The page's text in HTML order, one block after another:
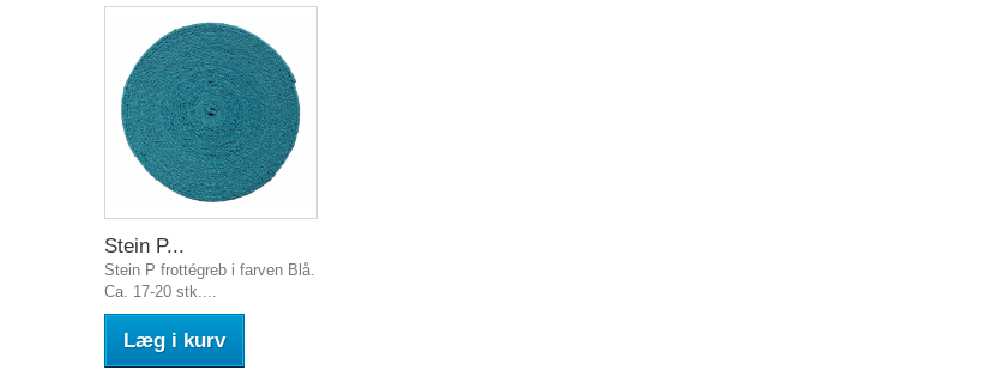
Stein P...
Stein P frottégreb i farven Blå.
Ca. 17-20 stk....
Læg i kurv